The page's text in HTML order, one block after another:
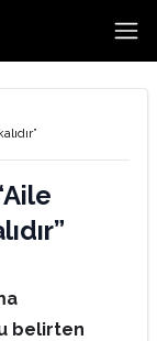
belirten